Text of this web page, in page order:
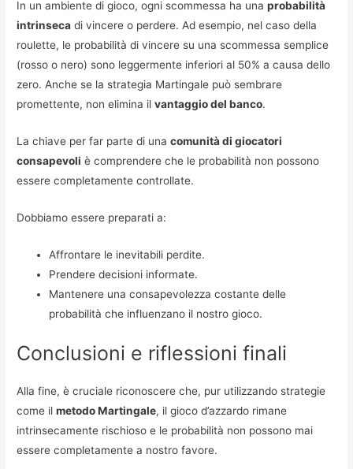
In un ambiente di gioco, ogni scommessa ha unaprobabilità
intrinseca di vincere o perdere. Ad esempio, nel caso della
roulette, le probabilità di vincere su una scommessa semplice
(rosso o nero) sono leggermente inferiori al 50% a causa dello
zero. Anche se la strategia Martingale può sembrare
promettente, non elimina ilvantaggio del banco.
La chiave per far parte di unacomunità di giocatori
consapevoli è comprendere che le probabilità non possono
essere completamente controllate.
Dobbiamo essere preparati a:
Affrontare le inevitabili perdite.
Prendere decisioni informate.
Mantenere una consapevolezza costante delle
probabilità che influenzano il nostro gioco.
Conclusioni e riflessioni finali
Alla fine, è cruciale riconoscere che, pur utilizzando strategie
come ilmetodo Martingale, il gioco d’azzardo rimane
intrinsecamente rischioso e le probabilità non possono mai
essere completamente a nostro favore.